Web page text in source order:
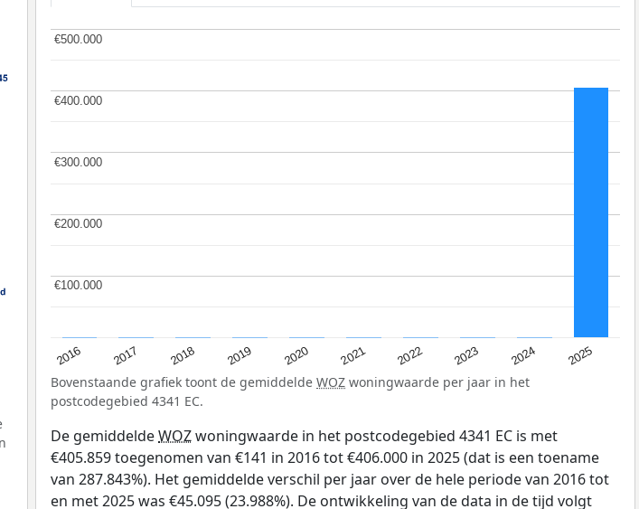
2016 2017 2018 2019 2020 2021 2022 2023 2024 2025
€100.000
€100.000
€200.000
€200.000
€300.000
€300.000
€400.000
€400.000
€500.000
€500.000
Bovenstaande grafiek toont de gemiddelde WOZ woningwaarde per jaar in het
postcodegebied 4341 EC.
De gemiddeldeWOZwoningwaarde in het postcodegebied 4341 EC is met
€405.859 toegenomen van €141 in 2016 tot €406.000 in 2025 (dat is een toename
van 287.843%). Het gemiddelde verschil per jaar over de hele periode van 2016 tot
en met 2025 was €45.095 (23.988%). De ontwikkeling van de data in de tijd volgt